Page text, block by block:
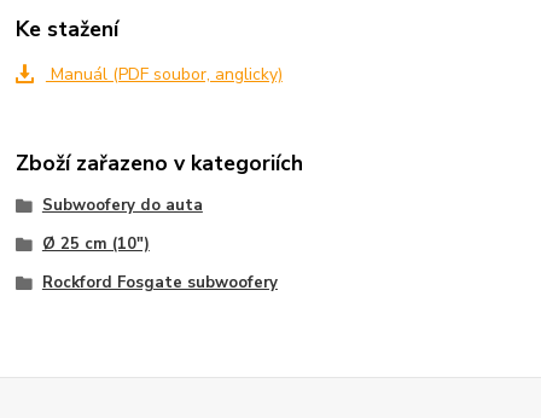
Ke stažení
Manuál (PDF soubor, anglicky)
Zboží zařazeno v kategoriích
Subwoofery do auta
Ø 25 cm (10")
Rockford Fosgate subwoofery